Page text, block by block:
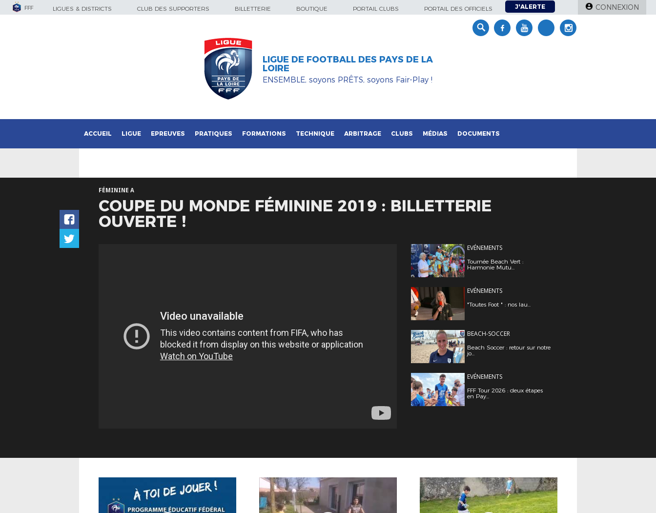
FFF LIGUES & DISTRICTS CLUB DES SUPPORTERS BILLETTERIE BOUTIQUE PORTAIL CLUBS PORTAIL DES OFFICIELS J'ALERTE CONNEXION
LIGUE DE FOOTBALL DES PAYS DE LA
LOIRE
ENSEMBLE, soyons PRÊTS, soyons Fair-Play !
ACCUEIL LIGUE EPREUVES PRATIQUES FORMATIONS TECHNIQUE ARBITRAGE CLUBS MÉDIAS DOCUMENTS
FÉMININE A
COUPE DU MONDE FÉMININE 2019 : BILLETTERIE
OUVERTE !
EVÉNEMENTS
Tournée Beach Vert :
Harmonie Mutu...
EVÉNEMENTS
"Toutes Foot " : nos lau...
BEACH-SOCCER
Beach Soccer : retour sur notre
jo...
EVÉNEMENTS
FFF Tour 2026 : deux étapes
en Pay...